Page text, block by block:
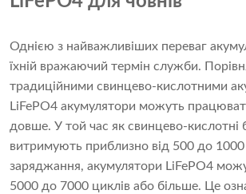
Однією з найважливіших переваг
їхній вражаючий термін служби.
традиційними свинцево-кислотними
LiFePO4 акумулятори можуть
довше. У той час як свинцево-кислотні
витримують приблизно від 500 до 1000
заряджання, акумулятори LiFePO4
5000 до 7000 циклів або більше. Це